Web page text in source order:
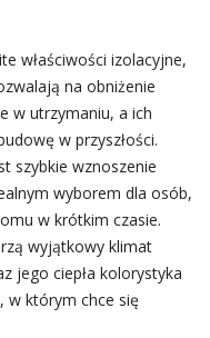
właściwości izolacyjne,
na obniżenie
w utrzymaniu, a ich
w przyszłości.
szybkie wznoszenie
wyborem dla osób,
w krótkim czasie.
wyjątkowy klimat
jego ciepła kolorystyka
w którym chce się